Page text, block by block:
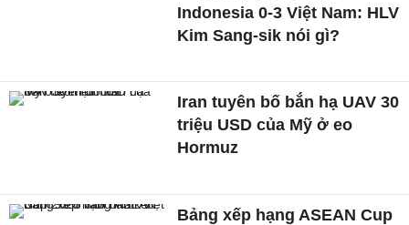
Indonesia 0-3 Việt Nam: HLV
Kim Sang-sik nói gì?
Iran tuyên bố bắn hạ UAV 30
triệu USD của Mỹ ở eo
Hormuz
Bảng xếp hạng ASEAN Cup